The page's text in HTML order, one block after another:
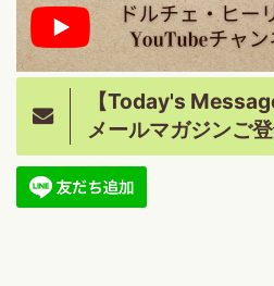
【Today's
メールマガジンご